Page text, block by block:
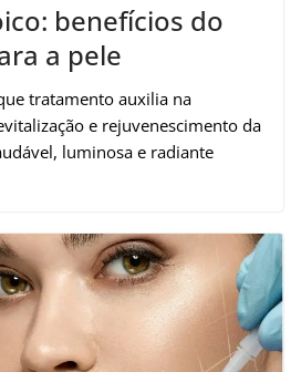
benefícios do
a pele
tratamento auxilia na
e rejuvenescimento da
luminosa e radiante